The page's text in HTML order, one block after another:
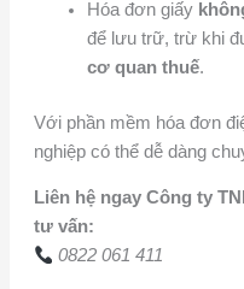
Hóa đơn giấy
để lưu trữ, trừ khi
cơ quan thuế.
Với phần mềm hóa đơn
nghiệp có thể dễ dàng
Liên hệ ngay Công ty
tư vấn:
0822 061 411